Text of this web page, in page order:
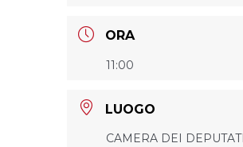
ORA
11:00
LUOGO
CAMERA DEI DEPUTATI